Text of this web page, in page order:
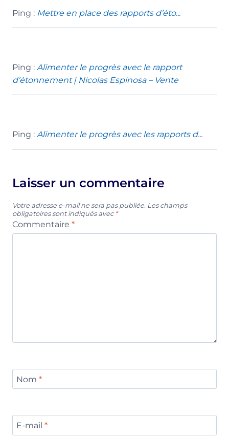
Ping : Mettre en place des rapports d’éto...
Ping : Alimenter le progrès avec le rapport
d’étonnement | Nicolas Espinosa – Vente
Ping : Alimenter le progrès avec les rapports d...
Laisser un commentaire
Votre adresse e-mail ne sera pas publiée. Les champs
obligatoires sont indiqués avec *
Commentaire *
Nom *
E-mail *